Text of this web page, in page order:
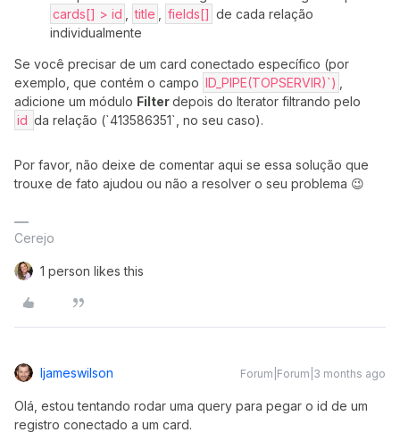
cards[] > id
title fields[] de cada relação
individualmente
Se você precisar de um card conectado específico (por
exemplo, que contém o campo ID_PIPE(TOPSERVIR)`)
adicione um módulo Filterdepois do Iterator filtrando pelo
id da relação (`413586351`, no seu caso).
Por favor, não deixe de comentar aqui se essa solução que
trouxe de fato ajudou ou não a resolver o seu problema 😉
Cerejo
1 person likes this
Ijameswilson Forum|Forum|3 months ago
Olá, estou tentando rodar uma query para pegar o id de um
registro conectado a um card.